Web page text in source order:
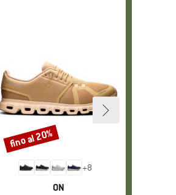
+8
MARCHIO
ON
Sconto
fino al 20%